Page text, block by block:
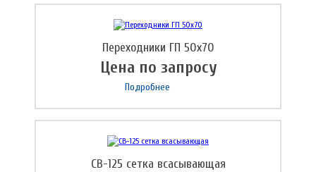
Переходники ГП 50х70
Цена по запросу
Подробнее
СВ-125 сетка всасывающая